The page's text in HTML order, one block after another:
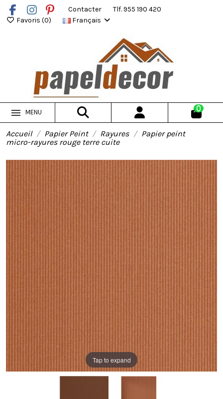
Contacter
Tlf. 955 190 420
Favoris (0) Français
MENU 0
Accueil Papier Peint Rayures
Papier peint
micro-rayures rouge terre cuite
Tap to expand